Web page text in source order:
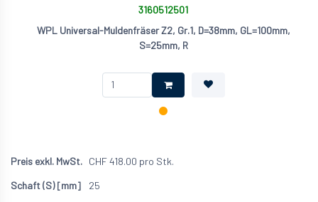
3160512501
WPL Universal-Muldenfräser Z2, Gr.1, D=38mm, GL=100mm,
S=25mm, R
CHF418.00 pro Stk.
25